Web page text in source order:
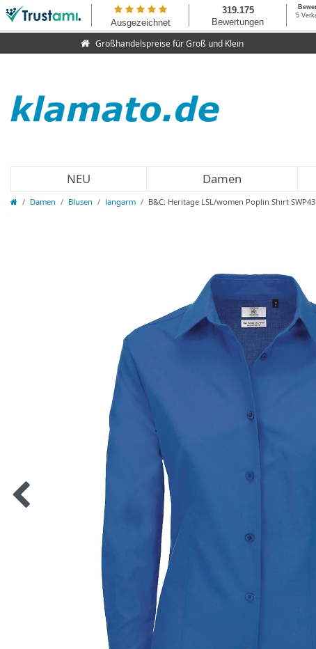
Großhandelspreise für Groß und Klein
NEU Damen
Damen Blusen langarm B&C: Heritage LSL/women Poplin Shirt SWP43